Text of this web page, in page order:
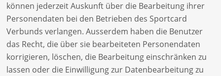
können jederzeit Auskunft über die Bearbeitung ihrer
Personendaten bei den Betrieben des Sportcard
Verbunds verlangen. Ausserdem haben die Benutzer
das Recht, die über sie bearbeiteten Personendaten
korrigieren, löschen, die Bearbeitung einschränken zu
lassen oder die Einwilligung zur Datenbearbeitung zu